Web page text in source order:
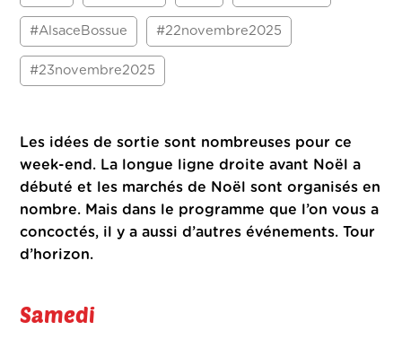
#AlsaceBossue #22novembre2025
#23novembre2025
Les idées de sortie sont nombreuses pour ce
week-end. La longue ligne droite avant Noël a
débuté et les marchés de Noël sont organisés en
nombre. Mais dans le programme que l’on vous a
concoctés, il y a aussi d’autres événements. Tour
d’horizon.
Samedi